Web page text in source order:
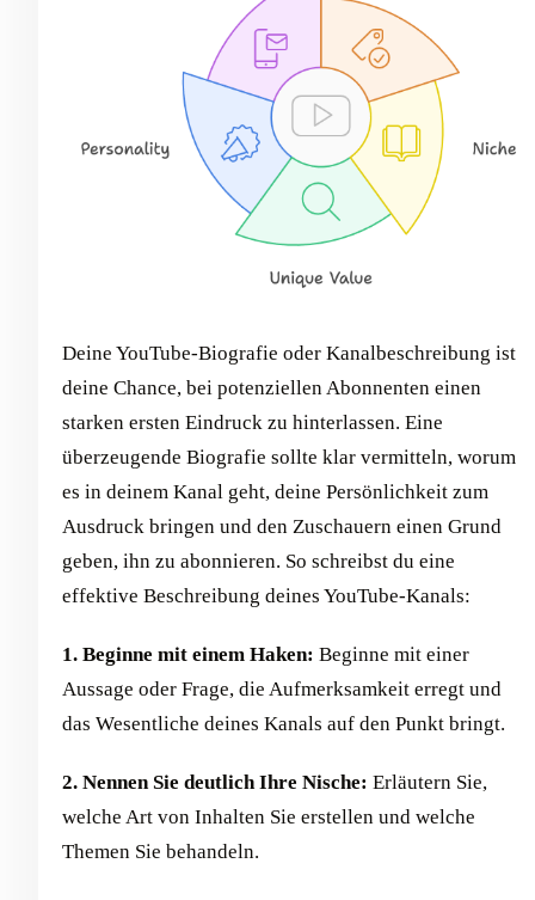
Deine YouTube-Biografie oder Kanalbeschreibung ist
deine Chance, bei potenziellen Abonnenten einen
starken ersten Eindruck zu hinterlassen. Eine
überzeugende Biografie sollte klar vermitteln, worum
es in deinem Kanal geht, deine Persönlichkeit zum
Ausdruck bringen und den Zuschauern einen Grund
geben, ihn zu abonnieren. So schreibst du eine
effektive Beschreibung deines YouTube-Kanals:
1. Beginne mit einem Haken: Beginne mit einer
Aussage oder Frage, die Aufmerksamkeit erregt und
das Wesentliche deines Kanals auf den Punkt bringt.
2. Nennen Sie deutlich Ihre Nische: Erläutern Sie,
welche Art von Inhalten Sie erstellen und welche
Themen Sie behandeln.